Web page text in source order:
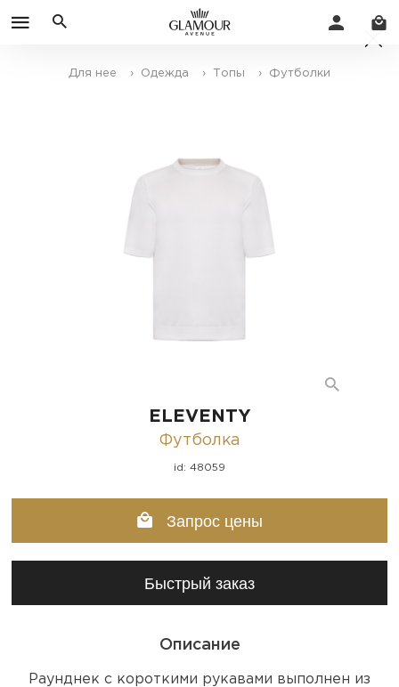
Для нее › Одежда › Топы › Футболки
ELEVENTY
Футболка
id: 48059
Запрос цены
Быстрый заказ
Описание
Раунднек с короткими рукавами выполнен из